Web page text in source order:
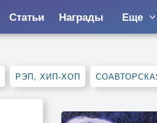
Статьи Награды Еще
РЭП, ХИП-ХОП